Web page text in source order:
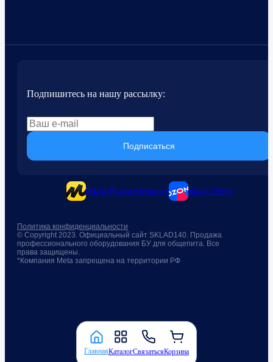
ГлавнаяКаталогСвязатьсяКорзина
Подпишитесь на нашу рассылку:
Подписаться
Мы в Яндекс.Маркет Мы в Ozon
© Copyright 2023. Официальный сайт SKLAD140. Продажа
профессионального оборудования БУ для общепита. Все
права защищены.
*Компания Meta запрещена на территории РФ
Политика конфиденциальности